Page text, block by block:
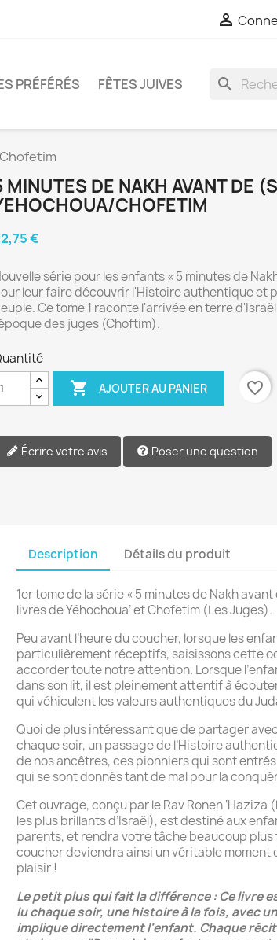

PRÉFÉRÉS FÊTES JUIVES search
MINUTES DE NAKH AVANT DE
CHOFETIM
€
série pour les enfants « 5 minutes de
leur faire découvrir l'Histoire authentique et
Ce tome 1 raconte l'arrivée en terre
des juges (Choftim).
 AJOUTER AU PANIER favorite_border
Écrire votre avis Poser une question
Description Détails du produit
1er tome de la série « 5 minutes de Nakh avant
livres de Yéhochoua’ et Chofetim (Les Juges).
Peu avant l’heure du coucher, lorsque les
particulièrement réceptifs, saisissons cette
accorder toute notre attention. Lorsque
dans son lit, il est pleinement attentif à
qui véhiculent les valeurs authentiques du
Quoi de plus intéressant que de partager
chaque soir, un passage de l’Histoire
de nos ancêtres, ces pionniers qui sont
qui se sont donnés tant de mal pour la
Cet ouvrage, conçu par le Rav Ronen ‘Haziza
les plus brillants d’Israël), est destiné aux
parents, et rendra votre tâche beaucoup plus
coucher deviendra ainsi un véritable moment
plaisir !
Le petit plus qui fait la différence : Ce livre
lu chaque soir, une histoire à la fois, avec
implique directement l'enfant. Chaque